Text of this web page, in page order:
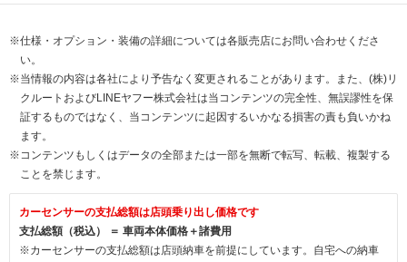
※仕様・オプション・装備の詳細については各販売店にお問い合わせくださ
い。
※当情報の内容は各社により予告なく変更されることがあります。また、(株)リ
クルートおよびLINEヤフー株式会社は当コンテンツの完全性、無誤謬性を保
証するものではなく、当コンテンツに起因するいかなる損害の責も負いかね
ます。
※コンテンツもしくはデータの全部または一部を無断で転写、転載、複製する
ことを禁じます。
カーセンサーの支払総額は店頭乗り出し価格です
支払総額（税込） ＝ 車両本体価格＋諸費用
※カーセンサーの支払総額は店頭納車を前提にしています。自宅への納車